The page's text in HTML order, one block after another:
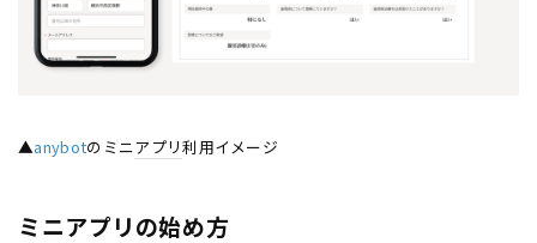
▲anybotのミニアプリ利用イメージ
ミニアプリの始め方